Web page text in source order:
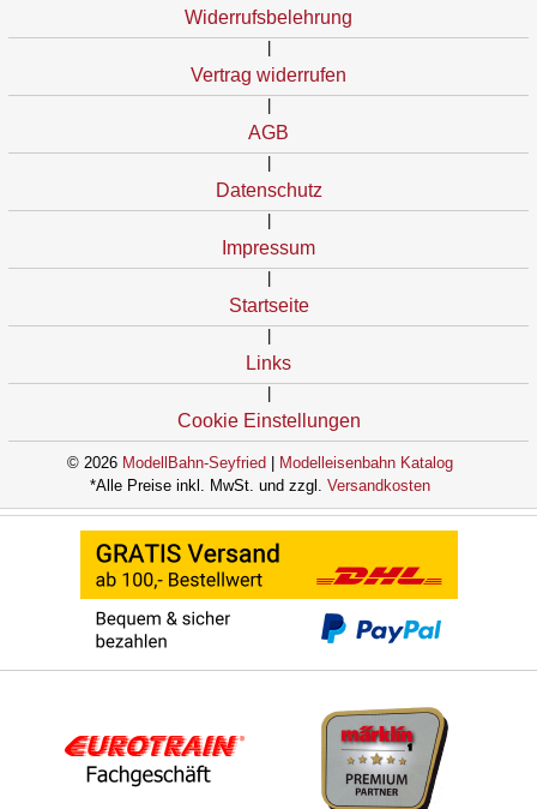
Widerrufsbelehrung
Vertrag widerrufen
AGB
Datenschutz
Impressum
Startseite
Links
Cookie Einstellungen
© 2026 ModellBahn-Seyfried
Modelleisenbahn Katalog
*Alle Preise inkl. MwSt. und zzgl. Versandkosten